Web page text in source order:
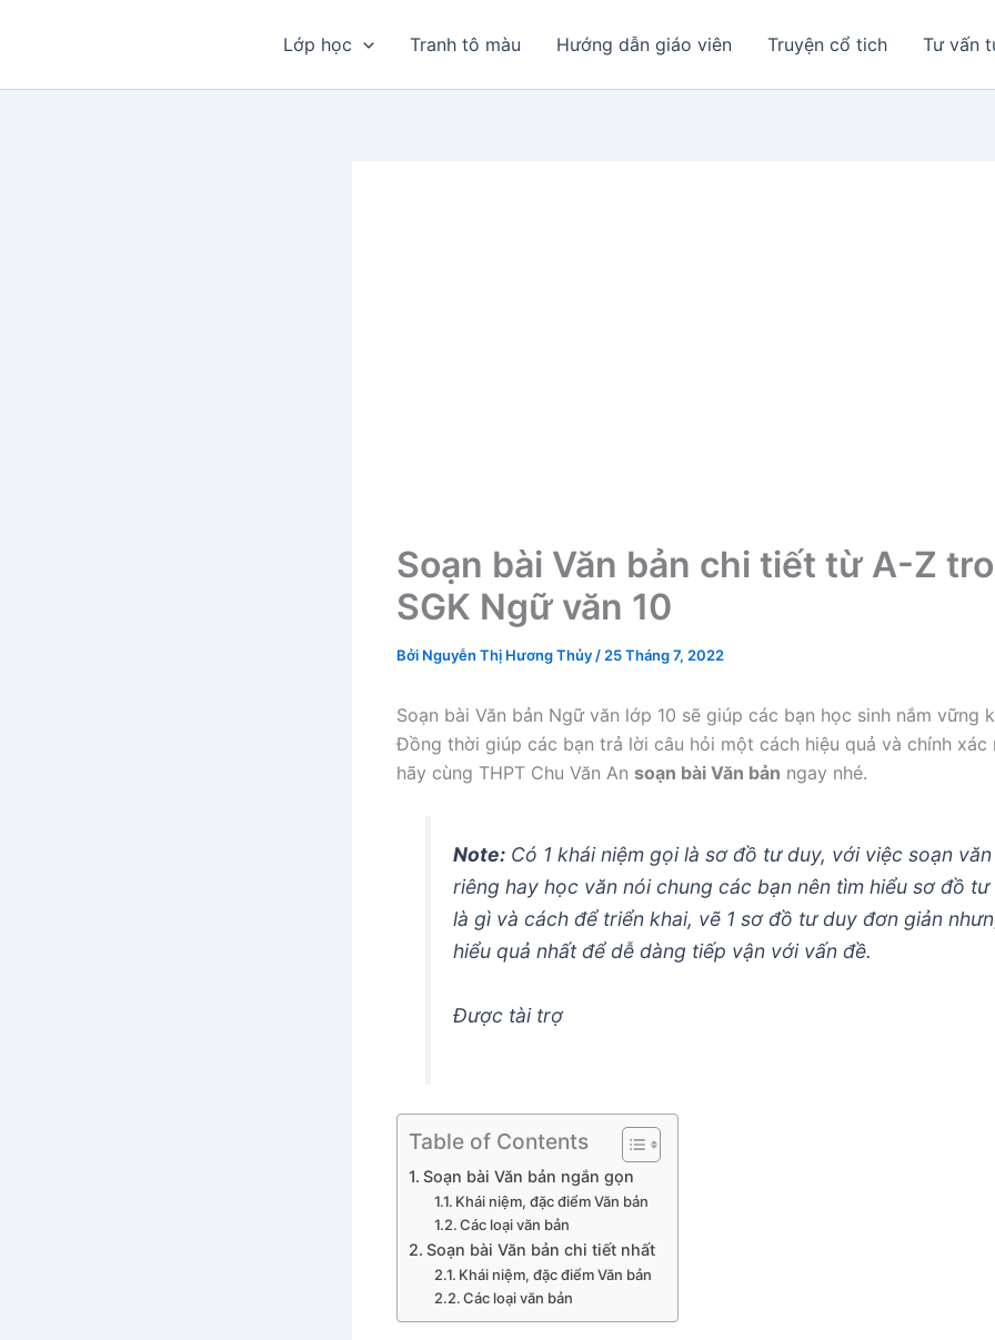
Lớp học Tranh tô màu Hướng dẫn giáo viên Truyện cổ tich Tư vấn
Soạn bài Văn bản chi tiết từ A-Z
SGK Ngữ văn 10
Bởi Nguyễn Thị Hương Thủy / 25 Tháng 7, 2022
Soạn bài Văn bản Ngữ văn lớp 10 sẽ giúp các bạn học sinh nắm vững
Đồng thời giúp các bạn trả lời câu hỏi một cách hiệu quả và chính xác
hãy cùng THPT Chu Văn An soạn bài Văn bản ngay nhé.
Note: Có 1 khái niệm gọi là sơ đồ tư duy, với việc soạn
riêng hay học văn nói chung các bạn nên tìm hiểu sơ đồ tư
là gì và cách để triển khai, vẽ 1 sơ đồ tư duy đơn giản
hiểu quả nhất để dễ dàng tiếp vận với vấn đề.
Được tài trợ
Table of Contents
Soạn bài Văn bản ngắn gọn
Khái niệm, đặc điểm Văn bản
Các loại văn bản
Soạn bài Văn bản chi tiết nhất
Khái niệm, đặc điểm Văn bản
Các loại văn bản